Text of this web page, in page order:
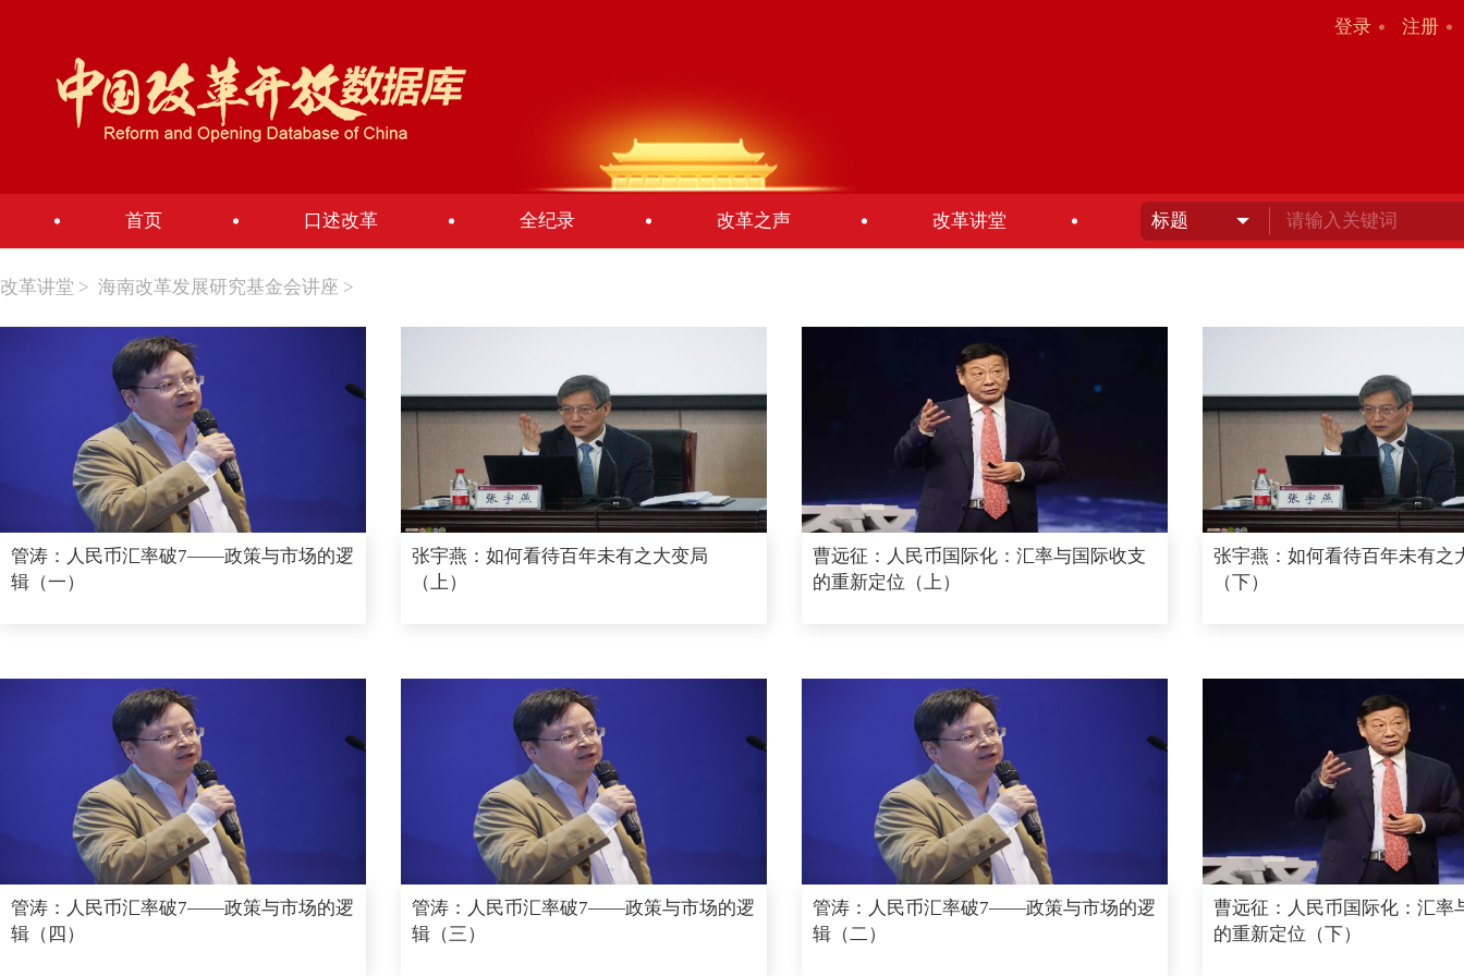
登录 注册
首页 口述改革 全纪录 改革之声 改革讲堂
改革讲堂 > 海南改革发展研究基金会讲座 >
管涛：人民币汇率破7——政策与市场的逻
辑（一）
张宇燕：如何看待百年未有之大变局
（上）
曹远征：人民币国际化：汇率与国际收支
的重新定位（上）
张宇燕：如何看待百年未有之
（下）
管涛：人民币汇率破7——政策与市场的逻
辑（四）
管涛：人民币汇率破7——政策与市场的逻
辑（三）
管涛：人民币汇率破7——政策与市场的逻
辑（二）
曹远征：人民币国际化：汇率
的重新定位（下）